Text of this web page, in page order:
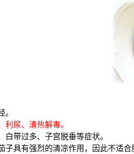
尿、清热解毒。
带过多、子宫脱垂等症状。
子具有强烈的清凉作用，因此不适